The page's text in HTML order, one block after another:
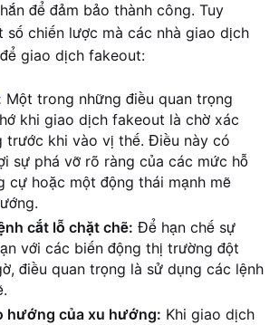
để đảm bảo thành công. Tuy
số chiến lược mà các nhà giao dịch
giao dịch fakeout:
Một trong những điều quan trọng
khi giao dịch fakeout là chờ xác
trước khi vào vị thế. Điều này có
sự phá vỡ rõ ràng của các mức hỗ
cự hoặc một động thái mạnh mẽ
cắt lỗ chặt chẽ: Để hạn chế sự
với các biến động thị trường đột
điều quan trọng là sử dụng các lệnh
hướng của xu hướng: Khi giao dịch